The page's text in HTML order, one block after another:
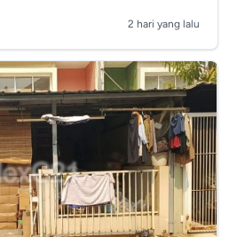
2 hari yang lalu